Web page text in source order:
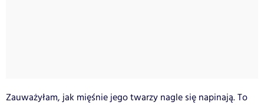
Zauważyłam, jak mięśnie jego twarzy nagle się napinają. To